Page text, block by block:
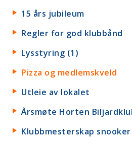
15 års jubileum
Regler for god klubbånd
Lysstyring (1)
Pizza og medlemskveld
Utleie av lokalet
Årsmøte Horten
Klubbmesterskap snooker